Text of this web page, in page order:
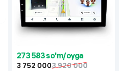
273 583 so'm/oyga
3 752 0003 920 000